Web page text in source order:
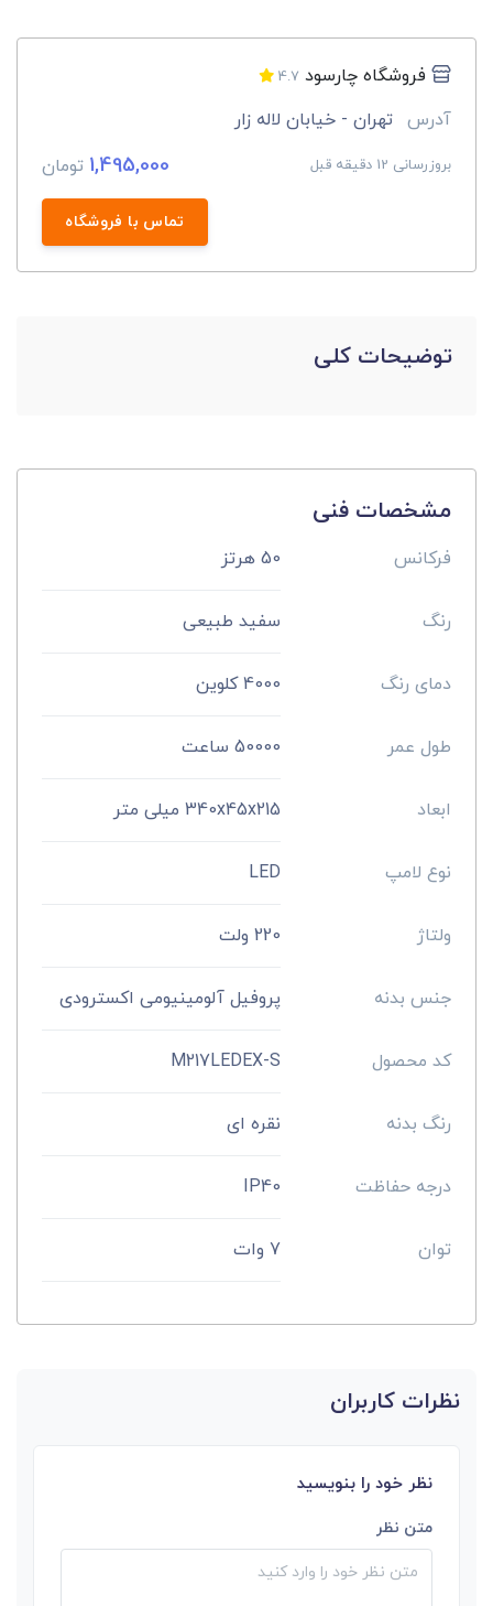
فروشگاه چارسود 4.7
آدرس تهران - خیابان لاله زار
بروزرسانی 12 دقیقه قبل 1,495,000 تومان
تماس با فروشگاه
توضیحات کلی
مشخصات فنی
فرکانس 50 هرتز
رنگ سفید طبیعی
دمای رنگ 4000 کلوین
طول عمر 50000 ساعت
ابعاد 340x45x215 میلی‌ متر
نوع لامپ LED
ولتاژ 220 ولت
جنس بدنه پروفیل آلومینیومی اکسترودی
کد محصول M217LEDEX-S
رنگ بدنه نقره‌ ای
درجه حفاظت IP40
توان 7 وات
نظرات کاربران
نظر خود را بنویسید
متن نظر